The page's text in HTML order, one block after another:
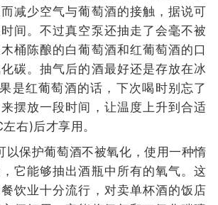
减少空气与葡萄酒的接触，据说可
间。不过真空泵还抽走了会毫不被
桶陈酿的白葡萄酒和红葡萄酒的口
碳。抽气后的酒最好还是存放在冰
是红葡萄酒的话，下次喝时别忘了
摆放一段时间，让温度上升到合适
右)后才享用。
以保护葡萄酒不被氧化，使用一种惰
它能够抽出酒瓶中所有的氧气。这
饮业十分流行，对卖单杯酒的饭店